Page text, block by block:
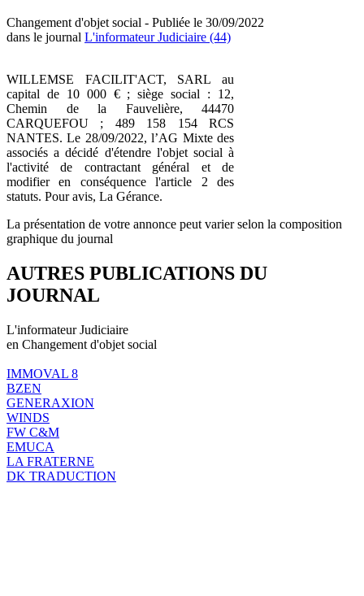
Changement d'objet social - Publiée le 30/09/2022
dans le journal L'informateur Judiciaire (44)
WILLEMSE FACILIT'ACT, SARL au
capital de 10 000 € ; siège social : 12,
Chemin de la Fauvelière, 44470
CARQUEFOU ; 489 158 154 RCS
NANTES. Le 28/09/2022, l’AG Mixte des
associés a décidé d'étendre l'objet social à
l'activité de contractant général et de
modifier en conséquence l'article 2 des
statuts. Pour avis, La Gérance.
La présentation de votre annonce peut varier selon la composition
graphique du journal
AUTRES PUBLICATIONS DU
JOURNAL
L'informateur Judiciaire
en Changement d'objet social
IMMOVAL 8
BZEN
GENERAXION
WINDS
FW C&M
EMUCA
LA FRATERNE
DK TRADUCTION